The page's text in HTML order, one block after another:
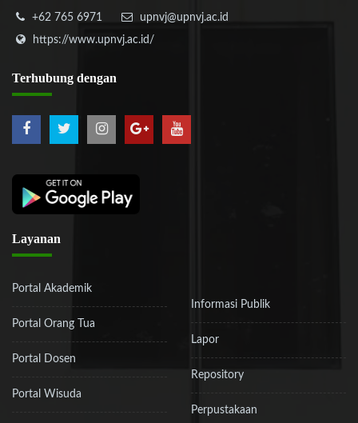
+62 765 6971
upnvj@upnvj.ac.id
https://www.upnvj.ac.id/
Terhubung dengan
Layanan
Portal Akademik
Portal Orang Tua
Portal Dosen
Portal Wisuda
Informasi Publik
Lapor
Repository
Perpustakaan